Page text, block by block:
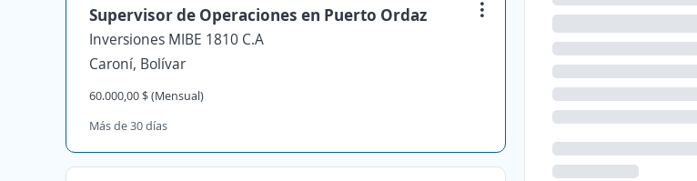
Supervisor de Operaciones en Puerto Ordaz
Inversiones MIBE 1810 C.A
Caroní, Bolívar
60.000,00 $ (Mensual)
Más de 30 días